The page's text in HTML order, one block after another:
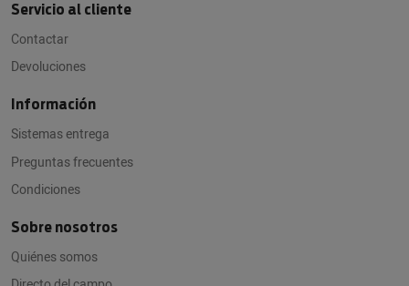
Servicio al cliente
Contactar
Devoluciones
Información
Sistemas entrega
Preguntas frecuentes
Condiciones
Sobre nosotros
Quiénes somos